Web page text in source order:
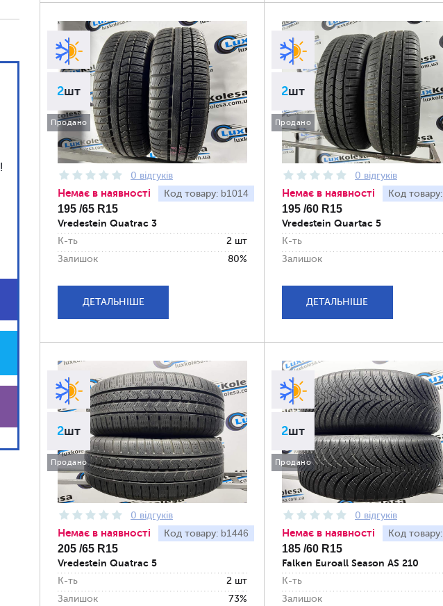
2шт
Продано
0 відгуків
Код товару: b1014
Немає в наявності
195 /65 R15
Vredestein Quatrac 3
К-ть
2 шт
Залишок
80%
ДЕТАЛЬНІШЕ
2шт
Продано
0 відгуків
Код товару:
Немає в наявності
195 /60 R15
Vredestein Quartac 5
К-ть
Залишок
ДЕТАЛЬНІШЕ
2шт
Продано
0 відгуків
Код товару: b1446
Немає в наявності
205 /65 R15
Vredestein Quatrac 5
К-ть
2 шт
Залишок
73%
2шт
Продано
0 відгуків
Код товару:
Немає в наявності
185 /60 R15
Falken Euroall Season AS 210
К-ть
Залишок